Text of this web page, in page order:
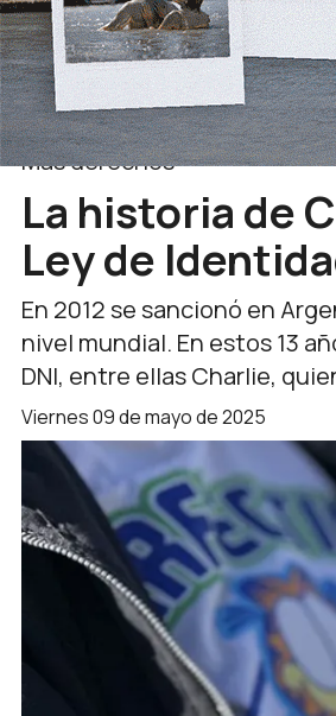
Juventud
Más derechos
La historia de
Ley de
En 2012 se sancionó en
nivel mundial. En estos 13
DNI, entre ellas Charlie,
viernes 09 de mayo de 2025